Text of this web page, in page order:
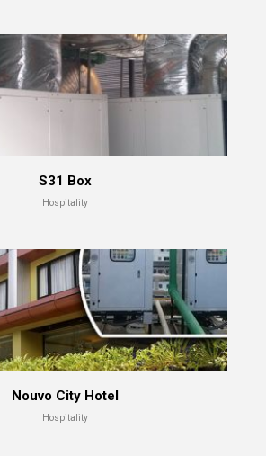
S31 Box
Hospitality
Nouvo City Hotel
Hospitality